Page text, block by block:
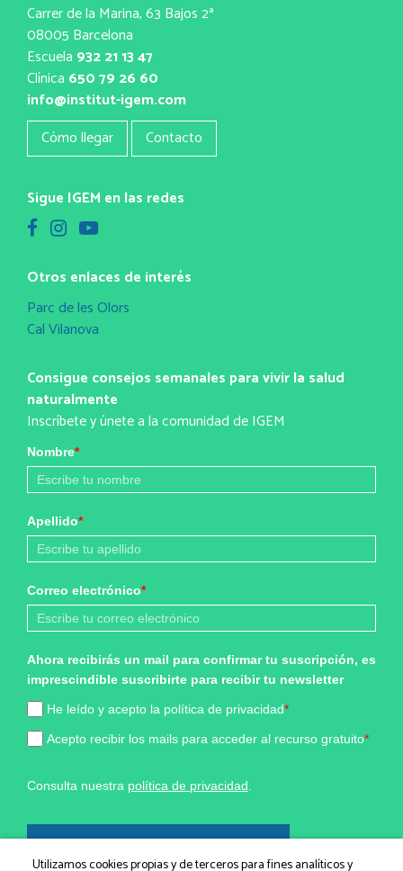
Carrer de la Marina, 63 Bajos 2ª
08005 Barcelona
Escuela 932 21 13 47
Clínica 650 79 26 60
info@institut-igem.com
Cómo llegar
Contacto
Sigue IGEM en las redes
Otros enlaces de interés
Parc de les Olors
Cal Vilanova
Consigue consejos semanales para vivir la salud
naturalmente
Inscríbete y únete a la comunidad de IGEM
Nombre*
Apellido*
Correo electrónico*
Ahora recibirás un mail para confirmar tu suscripción, es
imprescindible suscribirte para recibir tu newsletter
He leído y acepto la política de privacidad*
Acepto recibir los mails para acceder al recurso gratuito*
Consulta nuestra política de privacidad
Utilizamos cookies propias y de terceros para fines analíticos y